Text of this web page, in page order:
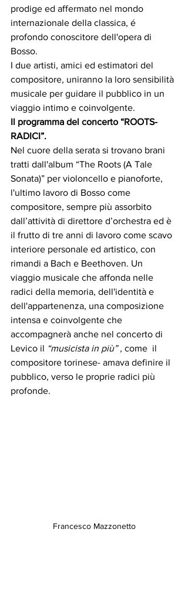
prodige ed affermato nel mondo
internazionale della classica, é
profondo conoscitore dell'opera di
Bosso.
I due artisti, amici ed estimatori del
compositore, uniranno la loro sensibilità
musicale per guidare il pubblico in un
viaggio intimo e coinvolgente.
Il programma del concerto “ROOTS-
RADICI”.
Nel cuore della serata si trovano brani
tratti dall'album “The Roots (A Tale
Sonata)” per violoncello e pianoforte,
l'ultimo lavoro di Bosso come
compositore, sempre più assorbito
dall’attività di direttore d’orchestra ed è
il frutto di tre anni di lavoro come scavo
interiore personale ed artistico, con
rimandi a Bach e Beethoven. Un
viaggio musicale che affonda nelle
radici della memoria, dell'identità e
dell'appartenenza, una composizione
intensa e coinvolgente che
accompagnerà anche nel concerto di
Levico il “musicista in più” , come  il
compositore torinese- amava definire il
pubblico, verso le proprie radici più
profonde.
Francesco Mazzonetto